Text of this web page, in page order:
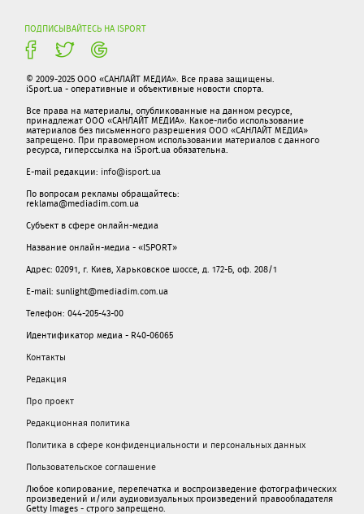
ПОДПИСЫВАЙТЕСЬ НА ISPORT
© 2009-2025 ООО «САНЛАЙТ МЕДИА». Все права защищены.
iSport.ua - оперативные и объективные новости спорта.
Все права на материалы, опубликованные на данном ресурсе,
принадлежат ООО «САНЛАЙТ МЕДИА». Какое-либо использование
материалов без письменного разрешения ООО «САНЛАЙТ МЕДИА»
запрещено. При правомерном использовании материалов с данного
ресурса, гиперссылка на iSport.ua обязательна.
E-mail редакции: info@isport.ua
По вопросам рекламы обращайтесь:
reklama@mediadim.com.ua
Субъект в сфере онлайн-медиа
Название онлайн-медиа - «ISPORT»
Адрес: 02091, г. Киев, Харьковское шоссе, д. 172-Б, оф. 208/1
E-mail: sunlight@mediadim.com.ua
Телефон: 044-205-43-00
Идентификатор медиа - R40-06065
Контакты
Редакция
Про проект
Редакционная политика
Политика в сфере конфиденциальности и персональных данных
Пользовательское соглашение
Любое копирование, перепечатка и воспроизведение фотографических
произведений и/или аудиовизуальных произведений правообладателя
Getty Images - строго запрещено.